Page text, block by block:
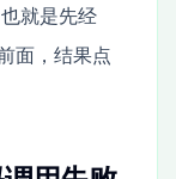
也就是先经
面，结果点